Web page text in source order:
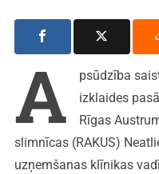
A
psūdzība
izklaides
Rīgas
slimnīcas (RAKUS)
uzņemšanas klīnikas